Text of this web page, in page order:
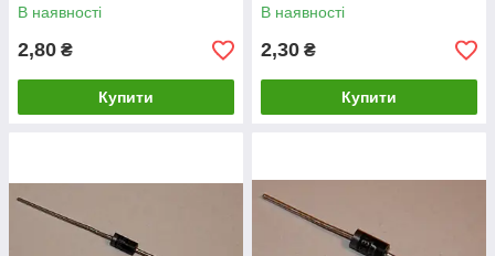
В наявності
2,80 ₴
Купити
В наявності
2,30 ₴
Купити